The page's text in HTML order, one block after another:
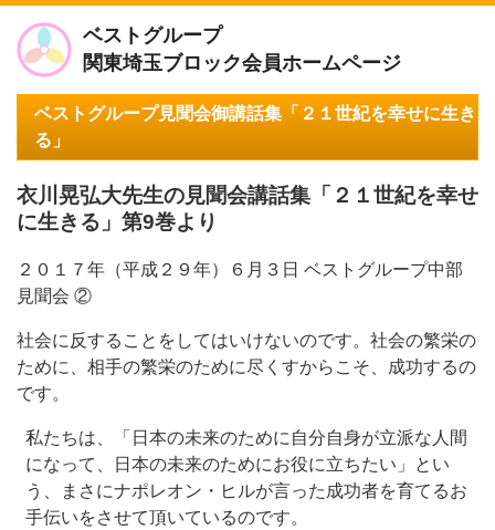
ベストグループ
関東埼玉ブロック会員ホームページ
ベストグループ見聞会御講話集「２１世紀を幸せに生き
る」
衣川晃弘大先生の見聞会講話集「２１世紀を幸せ
に生きる」第9巻より
２０１７年（平成２９年）６月３日 ベストグループ中部
見聞会 ②
社会に反することをしてはいけないのです。社会の繁栄の
ために、相手の繁栄のために尽くすからこそ、成功するの
です。
私たちは、「日本の未来のために自分自身が立派な人間
になって、日本の未来のためにお役に立ちたい」とい
う、まさにナポレオン・ヒルが言った成功者を育てるお
手伝いをさせて頂いているのです。